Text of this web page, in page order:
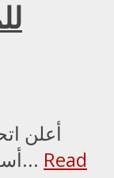
أعلن
أسطورة الفنون القتالية المختلطة... Read